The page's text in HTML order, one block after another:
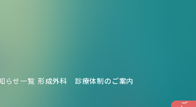
らせ一覧 形成外科 診療体制のご案内